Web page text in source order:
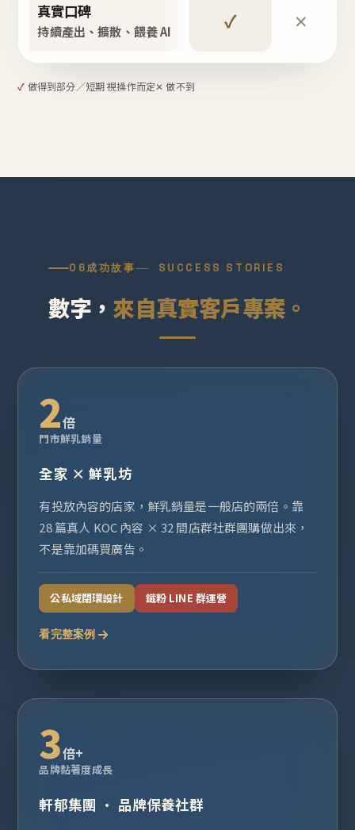
真實口碑
持續產出、擴散、餵養 AI ✓ ✕
✓ 做得到部分／短期 視操作而定✕ 做不到
06成功故事 SUCCESS STORIES
數字， 來自真實客戶專案。
2倍
門市鮮乳銷量
全家 × 鮮乳坊
有投放內容的店家，鮮乳銷量是一般店的兩倍。靠
28 篇真人 KOC 內容 × 32 間店群社群團購做出來，
不是靠加碼買廣告。
公私域閉環設計 鐵粉 LINE 群運營
看完整案例
3倍+
品牌黏著度成長
軒郁集團 · 品牌保養社群